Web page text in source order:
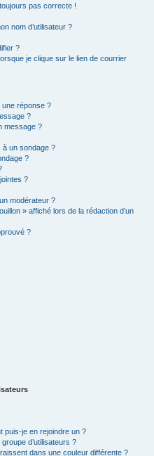
pas correcte !
nom d’utilisateur ?
?
je clique sur le lien de courrier
une réponse ?
?
message ?
à un sondage ?
?
?
modérateur ?
» affiché lors de la rédaction d’un
?
puis-je en rejoindre un ?
d’utilisateurs ?
dans une couleur différente ?